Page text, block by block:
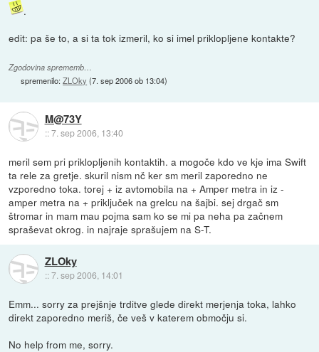
.
edit: pa še to, a si ta tok izmeril, ko si imel priklopljene kontakte?
Zgodovina sprememb…
spremenilo:ZLOky (7. sep 2006 ob 13:04)
M@73Y
::7. sep 2006, 13:40
meril sem pri priklopljenih kontaktih. a mogoče kdo ve kje ima Swift
ta rele za gretje. skuril nism nč ker sm meril zaporedno ne
vzporedno toka. torej + iz avtomobila na + Amper metra in iz -
amper metra na + priključek na grelcu na šajbi. sej drgač sm
štromar in mam mau pojma sam ko se mi pa neha pa začnem
spraševat okrog. in najraje sprašujem na S-T.
ZLOky
::7. sep 2006, 14:01
Emm... sorry za prejšnje trditve glede direkt merjenja toka, lahko
direkt zaporedno meriš, če veš v katerem območju si.
No help from me, sorry.